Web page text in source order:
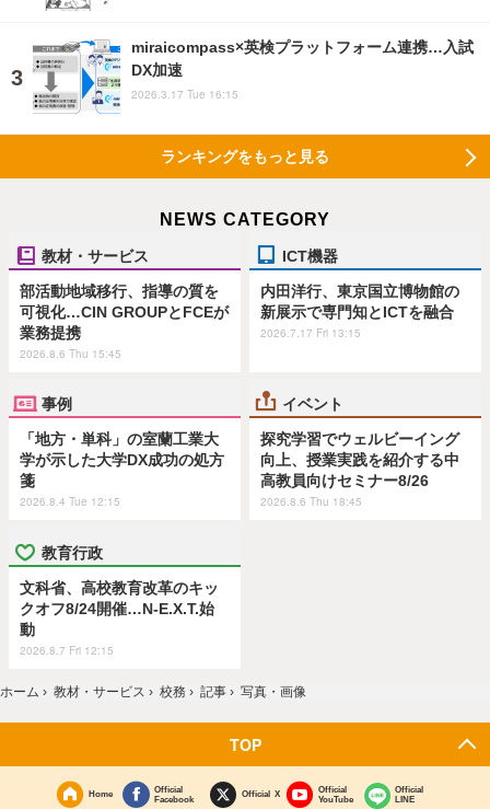
miraicompass×英検プラットフォーム連携…入試
DX加速
2026.3.17 Tue 16:15
ランキングをもっと見る
NEWS CATEGORY
教材・サービス
部活動地域移行、指導の質を
可視化…CIN GROUPとFCEが
業務提携
2026.8.6 Thu 15:45
ICT機器
内田洋行、東京国立博物館の
新展示で専門知とICTを融合
2026.7.17 Fri 13:15
事例
「地方・単科」の室蘭工業大
学が示した大学DX成功の処方
箋
2026.8.4 Tue 12:15
イベント
探究学習でウェルビーイング
向上、授業実践を紹介する中
高教員向けセミナー8/26
2026.8.6 Thu 18:45
教育行政
文科省、高校教育改革のキッ
クオフ8/24開催…N-E.X.T.始
動
2026.8.7 Fri 12:15
ホーム › 教材・サービス › 校務 › 記事 › 写真・画像
TOP
Home
Official
Facebook
Official X
Official
YouTube
Official
LINE